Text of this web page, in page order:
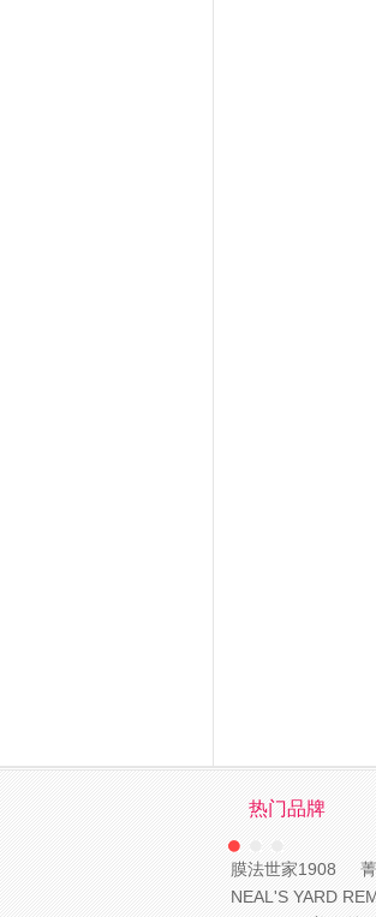
热门品牌
膜法世家1908
NEAL'S YARD